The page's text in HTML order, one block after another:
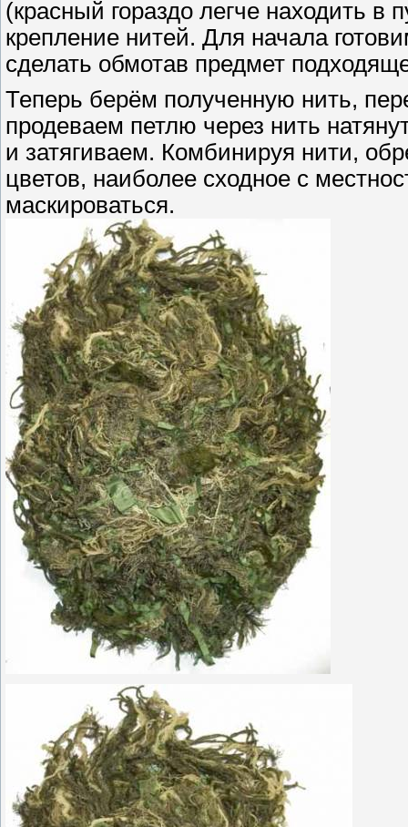
(красный гораздо легче находить в
крепление нитей. Для начала
сделать обмотав предмет
Теперь берём полученную нить,
продеваем петлю через нить
и затягиваем. Комбинируя нити,
цветов, наиболее сходное с
маскироваться.